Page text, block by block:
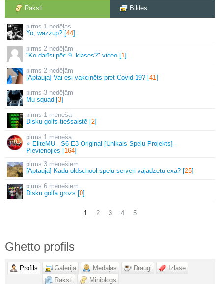
Raksti Bildes
1 nedēļas
Yo, wazzup? [44]
2 nedēļām
"Ko darīsi pēc 9. klases?" video [1]
2 nedēļām
[Aptauja] Vai esi vakcinēts pret Covid-19? [41]
3 nedēļām
Mu squad [3]
1 mēneša
Disku golfs tiešsaistē [2]
1 mēneša
⭐ EliteMU - S6 E3 Original [Unikāls Spēļu Projekts] -
Pievienojies [164]
3 mēnešiem
[Aptauja] Kādu oldschool spēļu serveri vajadzētu exā? [25]
6 mēnešiem
Disku golfa grozs [0]
1 2 3 4 5
Ghetto profils
Profils Galerija Medaļas Draugi
Izlase
Raksti
Miniblogs